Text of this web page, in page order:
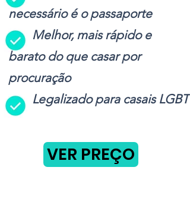
necessário é o passaporte
Melhor, mais rápido e
barato do que casar por
procuração
Legalizado para casais LGBT
VER PREÇO